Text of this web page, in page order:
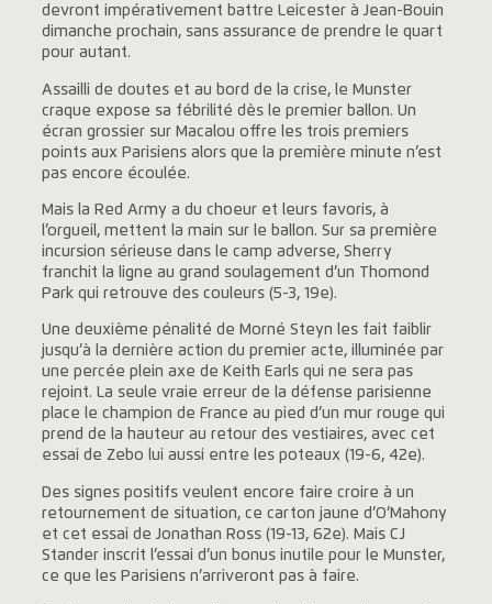
devront impérativement battre Leicester à Jean-Bouin
dimanche prochain, sans assurance de prendre le quart
pour autant.
Assailli de doutes et au bord de la crise, le Munster
craque expose sa fébrilité dès le premier ballon. Un
écran grossier sur Macalou offre les trois premiers
points aux Parisiens alors que la première minute n’est
pas encore écoulée.
Mais la Red Army a du choeur et leurs favoris, à
l’orgueil, mettent la main sur le ballon. Sur sa première
incursion sérieuse dans le camp adverse, Sherry
franchit la ligne au grand soulagement d’un Thomond
Park qui retrouve des couleurs (5-3, 19e).
Une deuxième pénalité de Morné Steyn les fait faiblir
jusqu’à la dernière action du premier acte, illuminée par
une percée plein axe de Keith Earls qui ne sera pas
rejoint. La seule vraie erreur de la défense parisienne
place le champion de France au pied d’un mur rouge qui
prend de la hauteur au retour des vestiaires, avec cet
essai de Zebo lui aussi entre les poteaux (19-6, 42e).
Des signes positifs veulent encore faire croire à un
retournement de situation, ce carton jaune d’O’Mahony
et cet essai de Jonathan Ross (19-13, 62e). Mais CJ
Stander inscrit l’essai d’un bonus inutile pour le Munster,
ce que les Parisiens n’arriveront pas à faire.